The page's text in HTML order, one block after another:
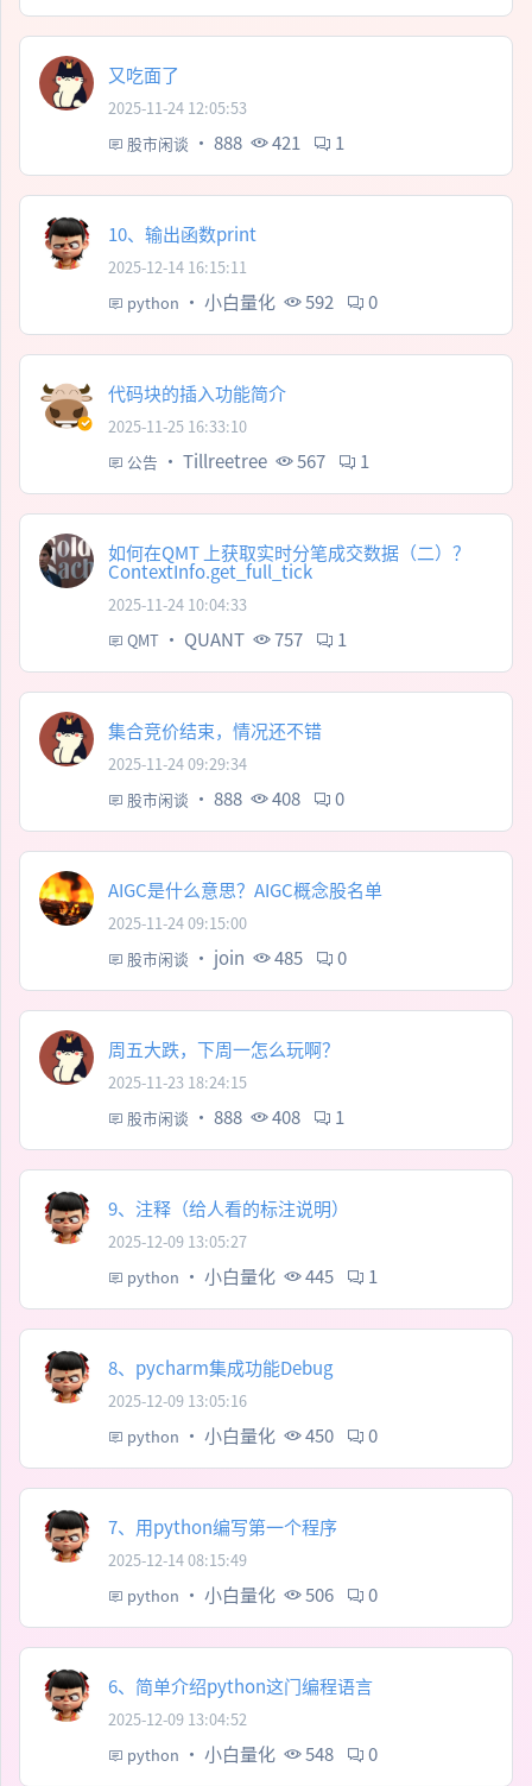
又吃面了
2025-11-24 12:05:53
股市闲谈 · 888 421 1
10、输出函数print
2025-12-14 16:15:11
python · 小白量化 592 0
代码块的插入功能简介
2025-11-25 16:33:10
公告 · Tillreetree 567 1
如何在QMT 上获取实时分笔成交数据（二）？
ContextInfo.get_full_tick
2025-11-24 10:04:33
QMT · QUANT 757 1
集合竞价结束，情况还不错
2025-11-24 09:29:34
股市闲谈 · 888 408 0
AIGC是什么意思？AIGC概念股名单
2025-11-24 09:15:00
股市闲谈 · join 485 0
周五大跌，下周一怎么玩啊？
2025-11-23 18:24:15
股市闲谈 · 888 408 1
9、注释（给人看的标注说明）
2025-12-09 13:05:27
python · 小白量化 445 1
8、pycharm集成功能Debug
2025-12-09 13:05:16
python · 小白量化 450 0
7、用python编写第一个程序
2025-12-14 08:15:49
python · 小白量化 506 0
6、简单介绍python这门编程语言
2025-12-09 13:04:52
python · 小白量化 548 0